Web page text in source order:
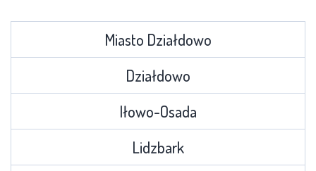
Miasto Działdowo
Działdowo
Iłowo-Osada
Lidzbark